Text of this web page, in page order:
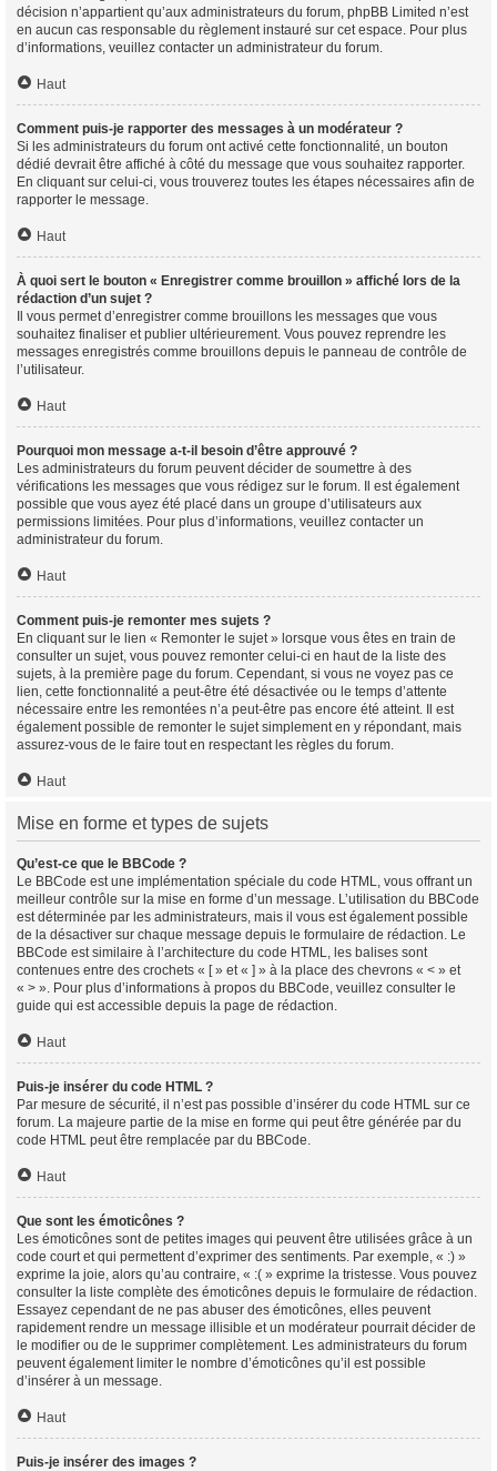
décision n’appartient qu’aux administrateurs du forum, phpBB Limited n’est
en aucun cas responsable du règlement instauré sur cet espace. Pour plus
d’informations, veuillez contacter un administrateur du forum.
Haut
Comment puis-je rapporter des messages à un modérateur ?
Si les administrateurs du forum ont activé cette fonctionnalité, un bouton
dédié devrait être affiché à côté du message que vous souhaitez rapporter.
En cliquant sur celui-ci, vous trouverez toutes les étapes nécessaires afin de
rapporter le message.
Haut
À quoi sert le bouton « Enregistrer comme brouillon » affiché lors de la
rédaction d’un sujet ?
Il vous permet d’enregistrer comme brouillons les messages que vous
souhaitez finaliser et publier ultérieurement. Vous pouvez reprendre les
messages enregistrés comme brouillons depuis le panneau de contrôle de
l’utilisateur.
Haut
Pourquoi mon message a-t-il besoin d’être approuvé ?
Les administrateurs du forum peuvent décider de soumettre à des
vérifications les messages que vous rédigez sur le forum. Il est également
possible que vous ayez été placé dans un groupe d’utilisateurs aux
permissions limitées. Pour plus d’informations, veuillez contacter un
administrateur du forum.
Haut
Comment puis-je remonter mes sujets ?
En cliquant sur le lien « Remonter le sujet » lorsque vous êtes en train de
consulter un sujet, vous pouvez remonter celui-ci en haut de la liste des
sujets, à la première page du forum. Cependant, si vous ne voyez pas ce
lien, cette fonctionnalité a peut-être été désactivée ou le temps d’attente
nécessaire entre les remontées n’a peut-être pas encore été atteint. Il est
également possible de remonter le sujet simplement en y répondant, mais
assurez-vous de le faire tout en respectant les règles du forum.
Haut
Mise en forme et types de sujets
Qu’est-ce que le BBCode ?
Le BBCode est une implémentation spéciale du code HTML, vous offrant un
meilleur contrôle sur la mise en forme d’un message. L’utilisation du BBCode
est déterminée par les administrateurs, mais il vous est également possible
de la désactiver sur chaque message depuis le formulaire de rédaction. Le
BBCode est similaire à l’architecture du code HTML, les balises sont
contenues entre des crochets « [ » et « ] » à la place des chevrons « < » et
« > ». Pour plus d’informations à propos du BBCode, veuillez consulter le
guide qui est accessible depuis la page de rédaction.
Haut
Puis-je insérer du code HTML ?
Par mesure de sécurité, il n’est pas possible d’insérer du code HTML sur ce
forum. La majeure partie de la mise en forme qui peut être générée par du
code HTML peut être remplacée par du BBCode.
Haut
Que sont les émoticônes ?
Les émoticônes sont de petites images qui peuvent être utilisées grâce à un
code court et qui permettent d’exprimer des sentiments. Par exemple, « :) »
exprime la joie, alors qu’au contraire, « :( » exprime la tristesse. Vous pouvez
consulter la liste complète des émoticônes depuis le formulaire de rédaction.
Essayez cependant de ne pas abuser des émoticônes, elles peuvent
rapidement rendre un message illisible et un modérateur pourrait décider de
le modifier ou de le supprimer complètement. Les administrateurs du forum
peuvent également limiter le nombre d’émoticônes qu’il est possible
d’insérer à un message.
Haut
Puis-je insérer des images ?